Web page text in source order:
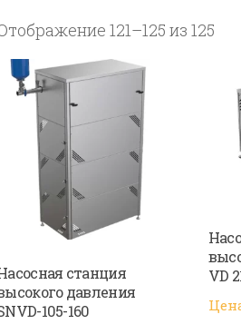
121–125 из 125
станция
давления
105-160
VD